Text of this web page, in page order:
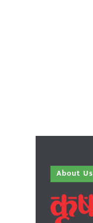
About Us